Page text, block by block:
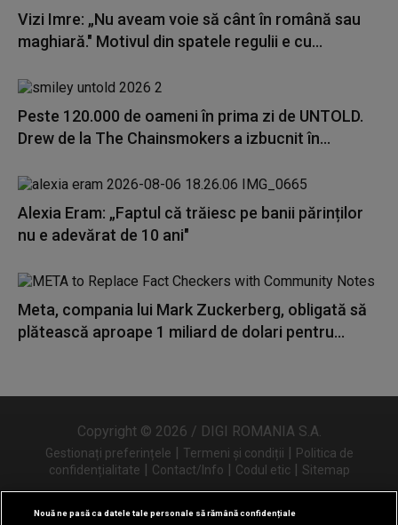
Vizi Imre: „Nu aveam voie să cânt în română sau
maghiară." Motivul din spatele regulii e cu...
Peste 120.000 de oameni în prima zi de UNTOLD.
Drew de la The Chainsmokers a izbucnit în...
Alexia Eram: „Faptul că trăiesc pe banii părinților
nu e adevărat de 10 ani"
Meta, compania lui Mark Zuckerberg, obligată să
plătească aproape 1 miliard de dolari pentru...
Copyright © 2026 / DIGI ROMANIA S.A.
Gestionați preferințele | Termeni și condiții | Politica de
confidențialitate | Contact/Info | Codul etic | Sitemap
Nouă ne pasă ca datele tale personale să rămână confidențiale